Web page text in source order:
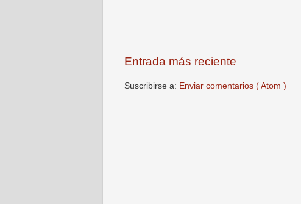
Entrada más reciente
Suscribirse a: Enviar comentarios ( Atom )